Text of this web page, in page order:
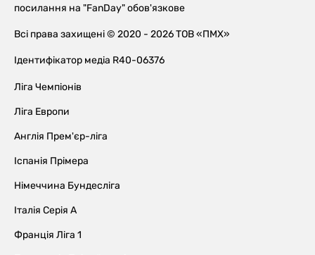
посилання на "FanDay" обов'язкове
Всі права захищені © 2020 - 2026 ТОВ «ПМХ»
Ідентифікатор медіа R40-06376
Ліга Чемпіонів
Ліга Европи
Англія Прем'єр-ліга
Іспанія Прімера
Німеччина Бундесліга
Італія Серія А
Франція Ліга 1